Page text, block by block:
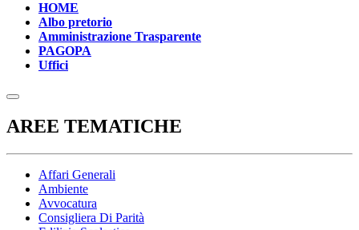
HOME
Albo pretorio
Amministrazione Trasparente
PAGOPA
Uffici
AREE TEMATICHE
Affari Generali
Ambiente
Avvocatura
Consigliera Di Parità